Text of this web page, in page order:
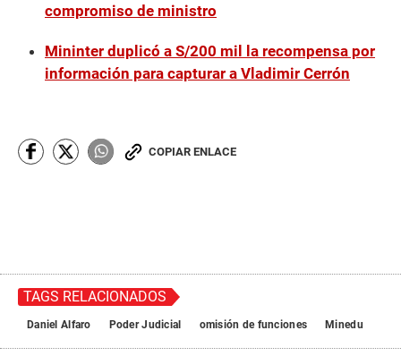
compromiso de ministro
Mininter duplicó a S/200 mil la recompensa por
información para capturar a Vladimir Cerrón
COPIAR ENLACE
TAGS RELACIONADOS
Daniel Alfaro Poder Judicial omisión de funciones Minedu